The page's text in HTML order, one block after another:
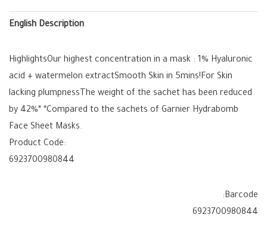
English Description
HighlightsOur highest concentration in a mask : 1% Hyaluronic
acid + watermelon extractSmooth Skin in 5mins!For Skin
lacking plumpnessThe weight of the sachet has been reduced
by 42%* *Compared to the sachets of Garnier Hydrabomb
Face Sheet Masks.
Product Code:
6923700980844
Barcode:
6923700980844